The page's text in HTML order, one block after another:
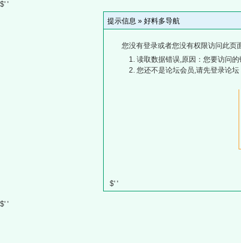
$' '
提示信息 » 好料多导航
您没有登录或者您没有权限访问此页
读取数据错误,原因：您要访问
您还不是论坛会员,请先登录论坛
$' '
$' '